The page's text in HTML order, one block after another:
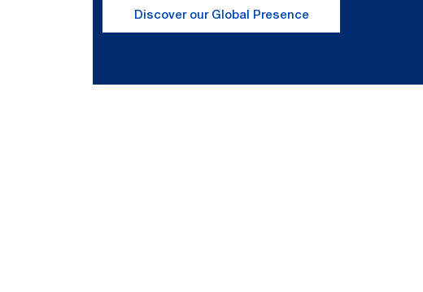
Discover our Global Presence